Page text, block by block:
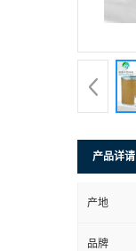
产品详请
产地
品牌